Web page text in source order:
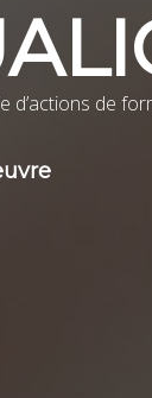
d’actions de